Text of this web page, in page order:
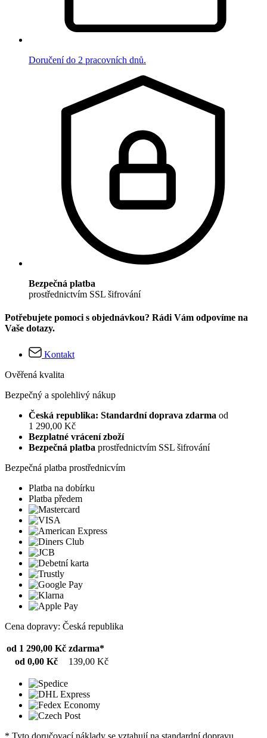
Doručení do 2 pracovních dnů.
Bezpečná platba
prostřednictvím SSL šifrování
Potřebujete pomoci s objednávkou? Rádi Vám odpovíme na
Vaše dotazy.
Kontakt
Ověřená kvalita
Bezpečný a spolehlivý nákup
Česká republika: Standardní doprava zdarma od
1 290,00 Kč
Bezplatné vrácení zboží
Bezpečná platba prostřednictvím SSL šifrování
Bezpečná platba prostřednicvím
Platba na dobírku
Platba předem
Cena dopravy: Česká republika
od 1 290,00 Kč zdarma*
od 0,00 Kč
139,00 Kč
* Tyto doručovací náklady se vztahují na standardní dopravu.